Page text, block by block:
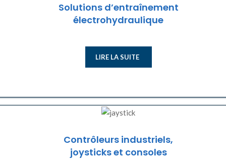
Solutions d’entraînement
électrohydraulique
LIRE LA SUITE
Contrôleurs industriels,
joysticks et consoles